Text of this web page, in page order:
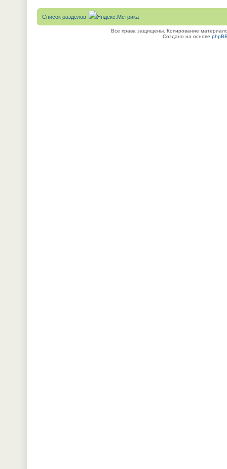
Список разделов
Все права защищены. Копирование
Создано на основе